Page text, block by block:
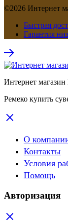
©2026 Интернет
Быстрая
Гарантия
Интернет магазин
Ремеко купить
О
Контакты
Условия
Помощь
Авторизация